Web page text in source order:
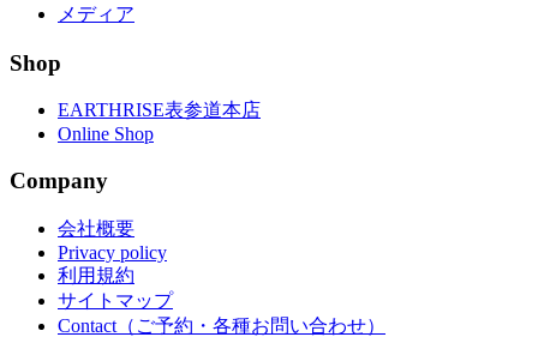
メディア
Shop
EARTHRISE表参道本店
Online Shop
Company
会社概要
Privacy policy
利用規約
サイトマップ
Contact（ご予約・各種お問い合わせ）